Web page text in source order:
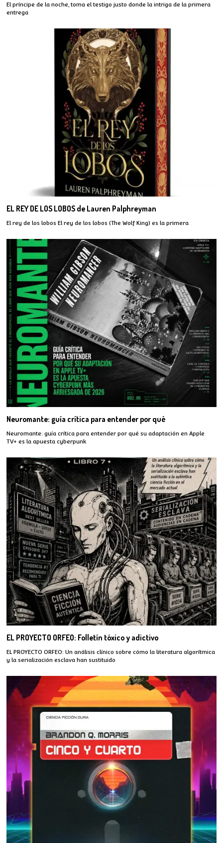
El príncipe de la noche, toma el testigo justo donde la intriga de la primera
entrega
EL REY DE LOS LOBOS de Lauren Palphreyman
El rey de los lobos El rey de los lobos (The Wolf King) es la primera
Neuromante: guía crítica para entender por qué
Neuromante: guía crítica para entender por qué su adaptación en Apple
TV+ es la apuesta cyberpunk
EL PROYECTO ORFEO: Folletín tóxico y adictivo
EL PROYECTO ORFEO: Un análisis clínico sobre cómo la literatura algorítmica
y la serialización esclava han sustituido